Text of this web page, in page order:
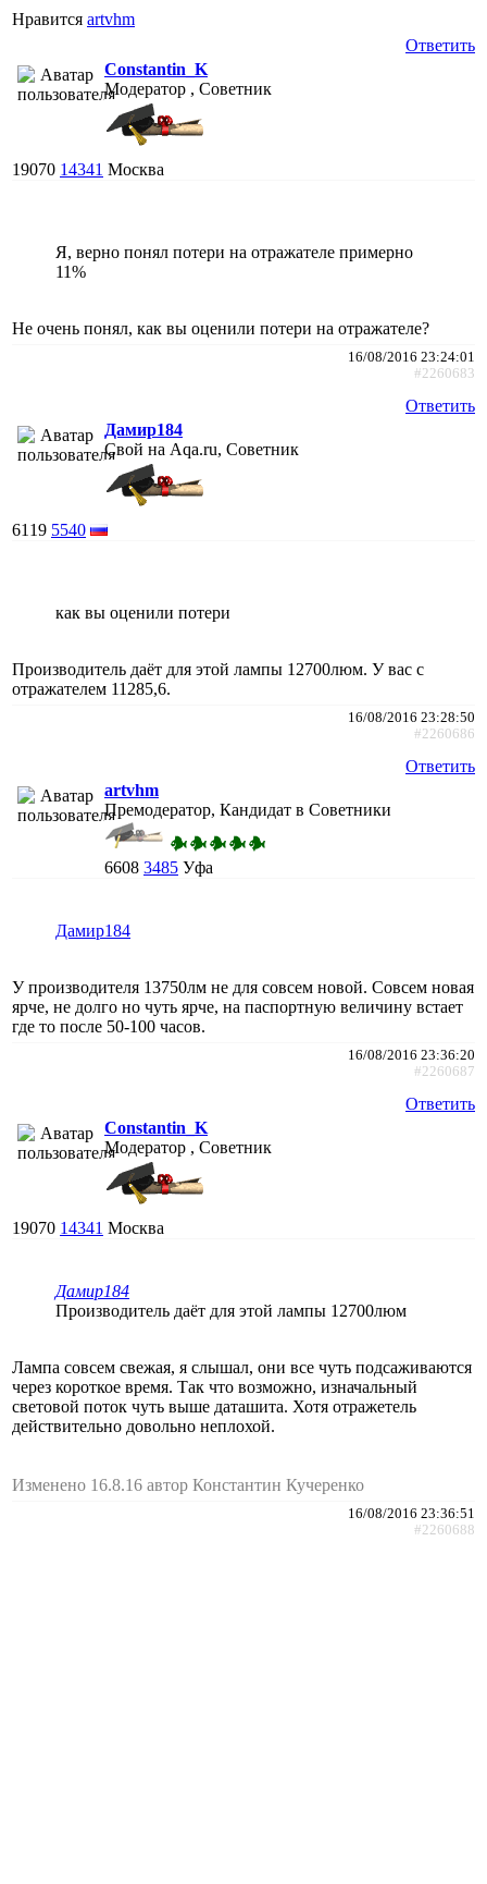
Нравится artvhm
Ответить
Constantin_K
Модератор , Советник
19070 14341 Москва
Я, верно понял потери на отражателе примерно
11%
Не очень понял, как вы оценили потери на отражателе?
16/08/2016 23:24:01
#2260683
Ответить
Дамир184
Свой на Aqa.ru, Советник
6119 5540
как вы оценили потери
Производитель даёт для этой лампы 12700люм. У вас с
отражателем 11285,6.
16/08/2016 23:28:50
#2260686
Ответить
artvhm
Премодератор, Кандидат в Советники
6608 3485 Уфа
Дамир184
У производителя 13750лм не для совсем новой. Совсем новая
ярче, не долго но чуть ярче, на паспортную величину встает
где то после 50-100 часов.
16/08/2016 23:36:20
#2260687
Ответить
Constantin_K
Модератор , Советник
19070 14341 Москва
Дамир184
Производитель даёт для этой лампы 12700люм
Лампа совсем свежая, я слышал, они все чуть подсаживаются
через короткое время. Так что возможно, изначальный
световой поток чуть выше даташита. Хотя отражетель
действительно довольно неплохой.
Изменено 16.8.16 автор Константин Кучеренко
16/08/2016 23:36:51
#2260688